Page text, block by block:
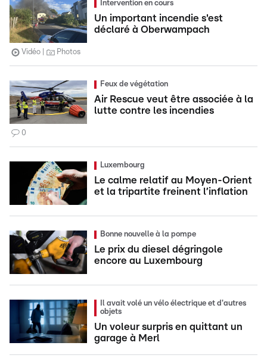
Intervention en cours
Un important incendie s'est
déclaré à Oberwampach
Vidéo Photos
Feux de végétation
Air Rescue veut être associée à la
lutte contre les incendies
0
Luxembourg
Le calme relatif au Moyen-Orient
et la tripartite freinent l’inflation
Bonne nouvelle à la pompe
Le prix du diesel dégringole
encore au Luxembourg
Il avait volé un vélo électrique et d'autres
objets
Un voleur surpris en quittant un
garage à Merl